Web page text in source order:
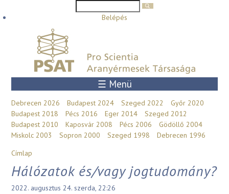
Ugrás a tartalomra
Belépés
☰ Menü
Debrecen 2026 Budapest 2024 Szeged 2022
Győr 2020
Budapest 2018
Pécs 2016 Eger 2014
Szeged 2012
Budapest 2010
Kaposvár 2008 Pécs 2006
Gödöllő 2004
Miskolc 2003
Sopron 2000 Szeged 1998 Debrecen 1996
Jelenlegi hely
Címlap
Hálózatok és/vagy jogtudomány?
2022. augusztus 24. szerda, 22:26